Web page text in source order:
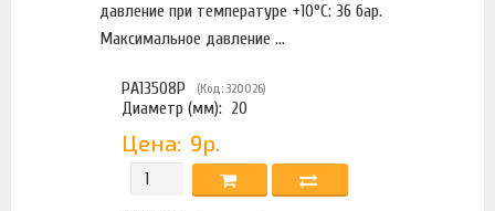
давление при температуре +10°С: 36 бар.
Максимальное давление ...
PA13508P (Код: 320026)
Диаметр (мм): 20
Цена: 9р.